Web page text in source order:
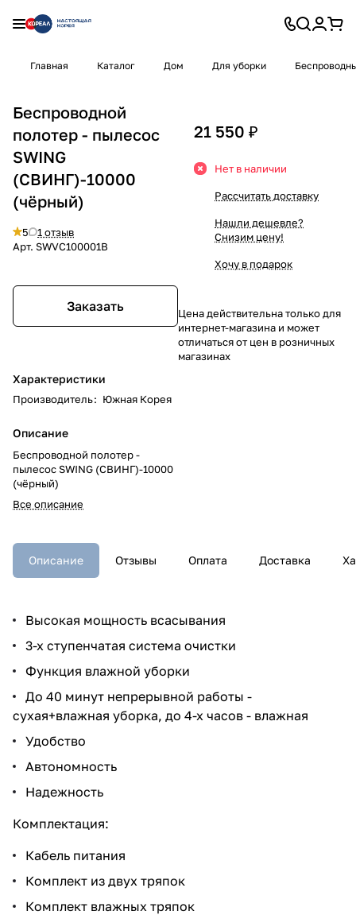
Главная Каталог Дом Для уборки
Беспроводной
полотер - пылесос
SWING
(СВИНГ)-10000
(чёрный)
5
1 отзыв
Арт. SWVC100001B
Заказать
Характеристики
Производитель: Южная Корея
Описание
Беспроводной полотер -
пылесос SWING (СВИНГ)-10000
(чёрный)
Все описание
21 550 ₽
Нет в наличии
Рассчитать доставку
Нашли дешевле?
Снизим цену!
Хочу в подарок
Цена действительна только для
интернет-магазина и может
отличаться от цен в розничных
магазинах
Описание Отзывы Оплата Доставка
Высокая мощность всасывания
3-х ступенчатая система очистки
Функция влажной уборки
До 40 минут непрерывной работы -
сухая+влажная уборка, до 4-х часов - влажная
Удобство
Автономность
Надежность
Комплектация:
Кабель питания
Комплект из двух тряпок
Комплект влажных тряпок